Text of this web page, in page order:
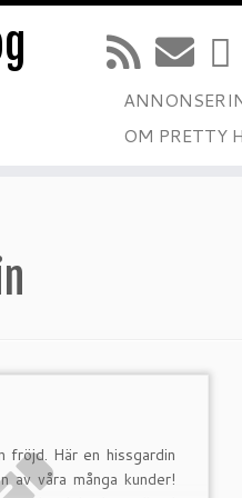
OM PRETTY
fröjd. Här en hissgardin
våra många kunder!